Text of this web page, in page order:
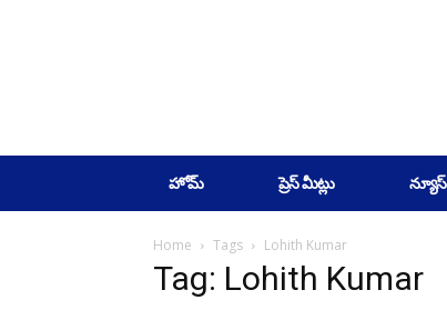
హోమ్ ప్రెస్ మీట్లు న్యూస్
Home Tags Lohith Kumar
Tag: Lohith Kumar